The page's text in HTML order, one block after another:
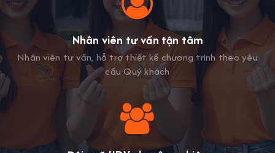
Nhân viên tư vấn tận tâm
Nhân viên tư vấn, hỗ trợ thiết kế chương trình theo yêu
cầu Quý khách